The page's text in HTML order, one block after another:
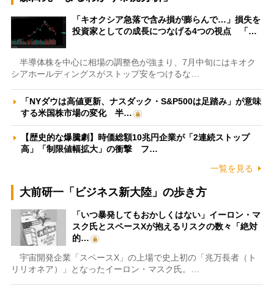
「キオクシア急落で含み損が膨らんで…」損失を
投資家としての成長につなげる4つの視点 「…
半導体株を中心に相場の調整色が強まり、7月中旬にはキオク
シアホールディングスがストップ安をつけるな…
「NYダウは高値更新、ナスダック・S&P500は足踏み」が意味
する米国株市場の変化 半…
【歴史的な爆騰劇】時価総額10兆円企業が「2連続ストップ
高」「制限値幅拡大」の衝撃 フ…
一覧を見る
大前研一「ビジネス新大陸」の歩き方
「いつ暴発してもおかしくはない」イーロン・マ
スク氏とスペースXが抱えるリスクの数々「絶対
的…
宇宙開発企業「スペースX」の上場で史上初の「兆万長者（ト
リリオネア）」となったイーロン・マスク氏。…